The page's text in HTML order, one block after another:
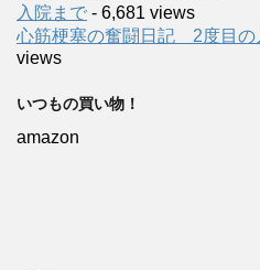
入院まで - 6,681 views
心筋梗塞の奮闘日記 2度目の
views
いつもの買い物！
amazon